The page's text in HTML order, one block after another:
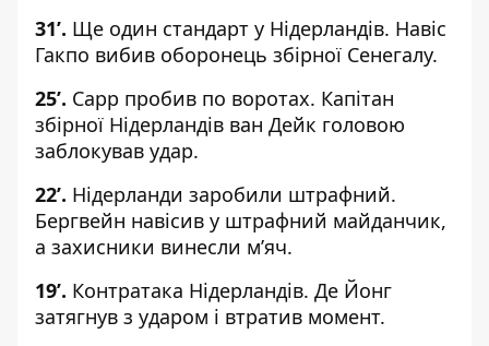
31’. Ще один стандарт у Нідерландів. Навіс
Гакпо вибив оборонець збірної Сенегалу.
25’. Сарр пробив по воротах. Капітан
збірної Нідерландів ван Дейк головою
заблокував удар.
22’. Нідерланди заробили штрафний.
Бергвейн навісив у штрафний майданчик,
а захисники винесли м’яч.
19’. Контратака Нідерландів. Де Йонг
затягнув з ударом і втратив момент.